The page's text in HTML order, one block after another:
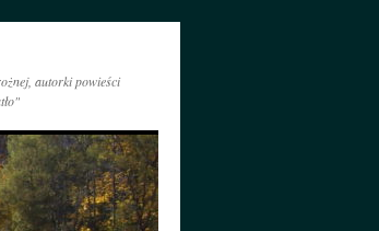
autorki powieści